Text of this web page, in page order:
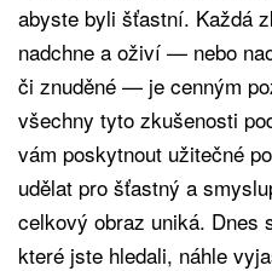
abyste byli šťastní. Každá
nadchne a oživí — nebo
či znuděné — je cenným
všechny tyto zkušenosti
vám poskytnout užitečné
udělat pro šťastný a
celkový obraz uniká. Dnes
které jste hledali, náhle